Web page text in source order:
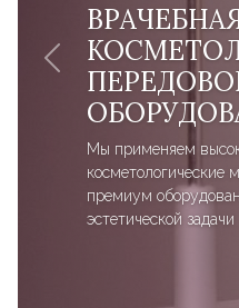
Мы применяем
косметологические
премиум
эстетической задачи
Previous